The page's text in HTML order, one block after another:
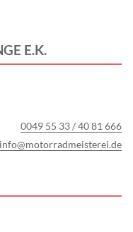
E.K.
0049 55 33 / 40 81 666
info@motorradmeisterei.de